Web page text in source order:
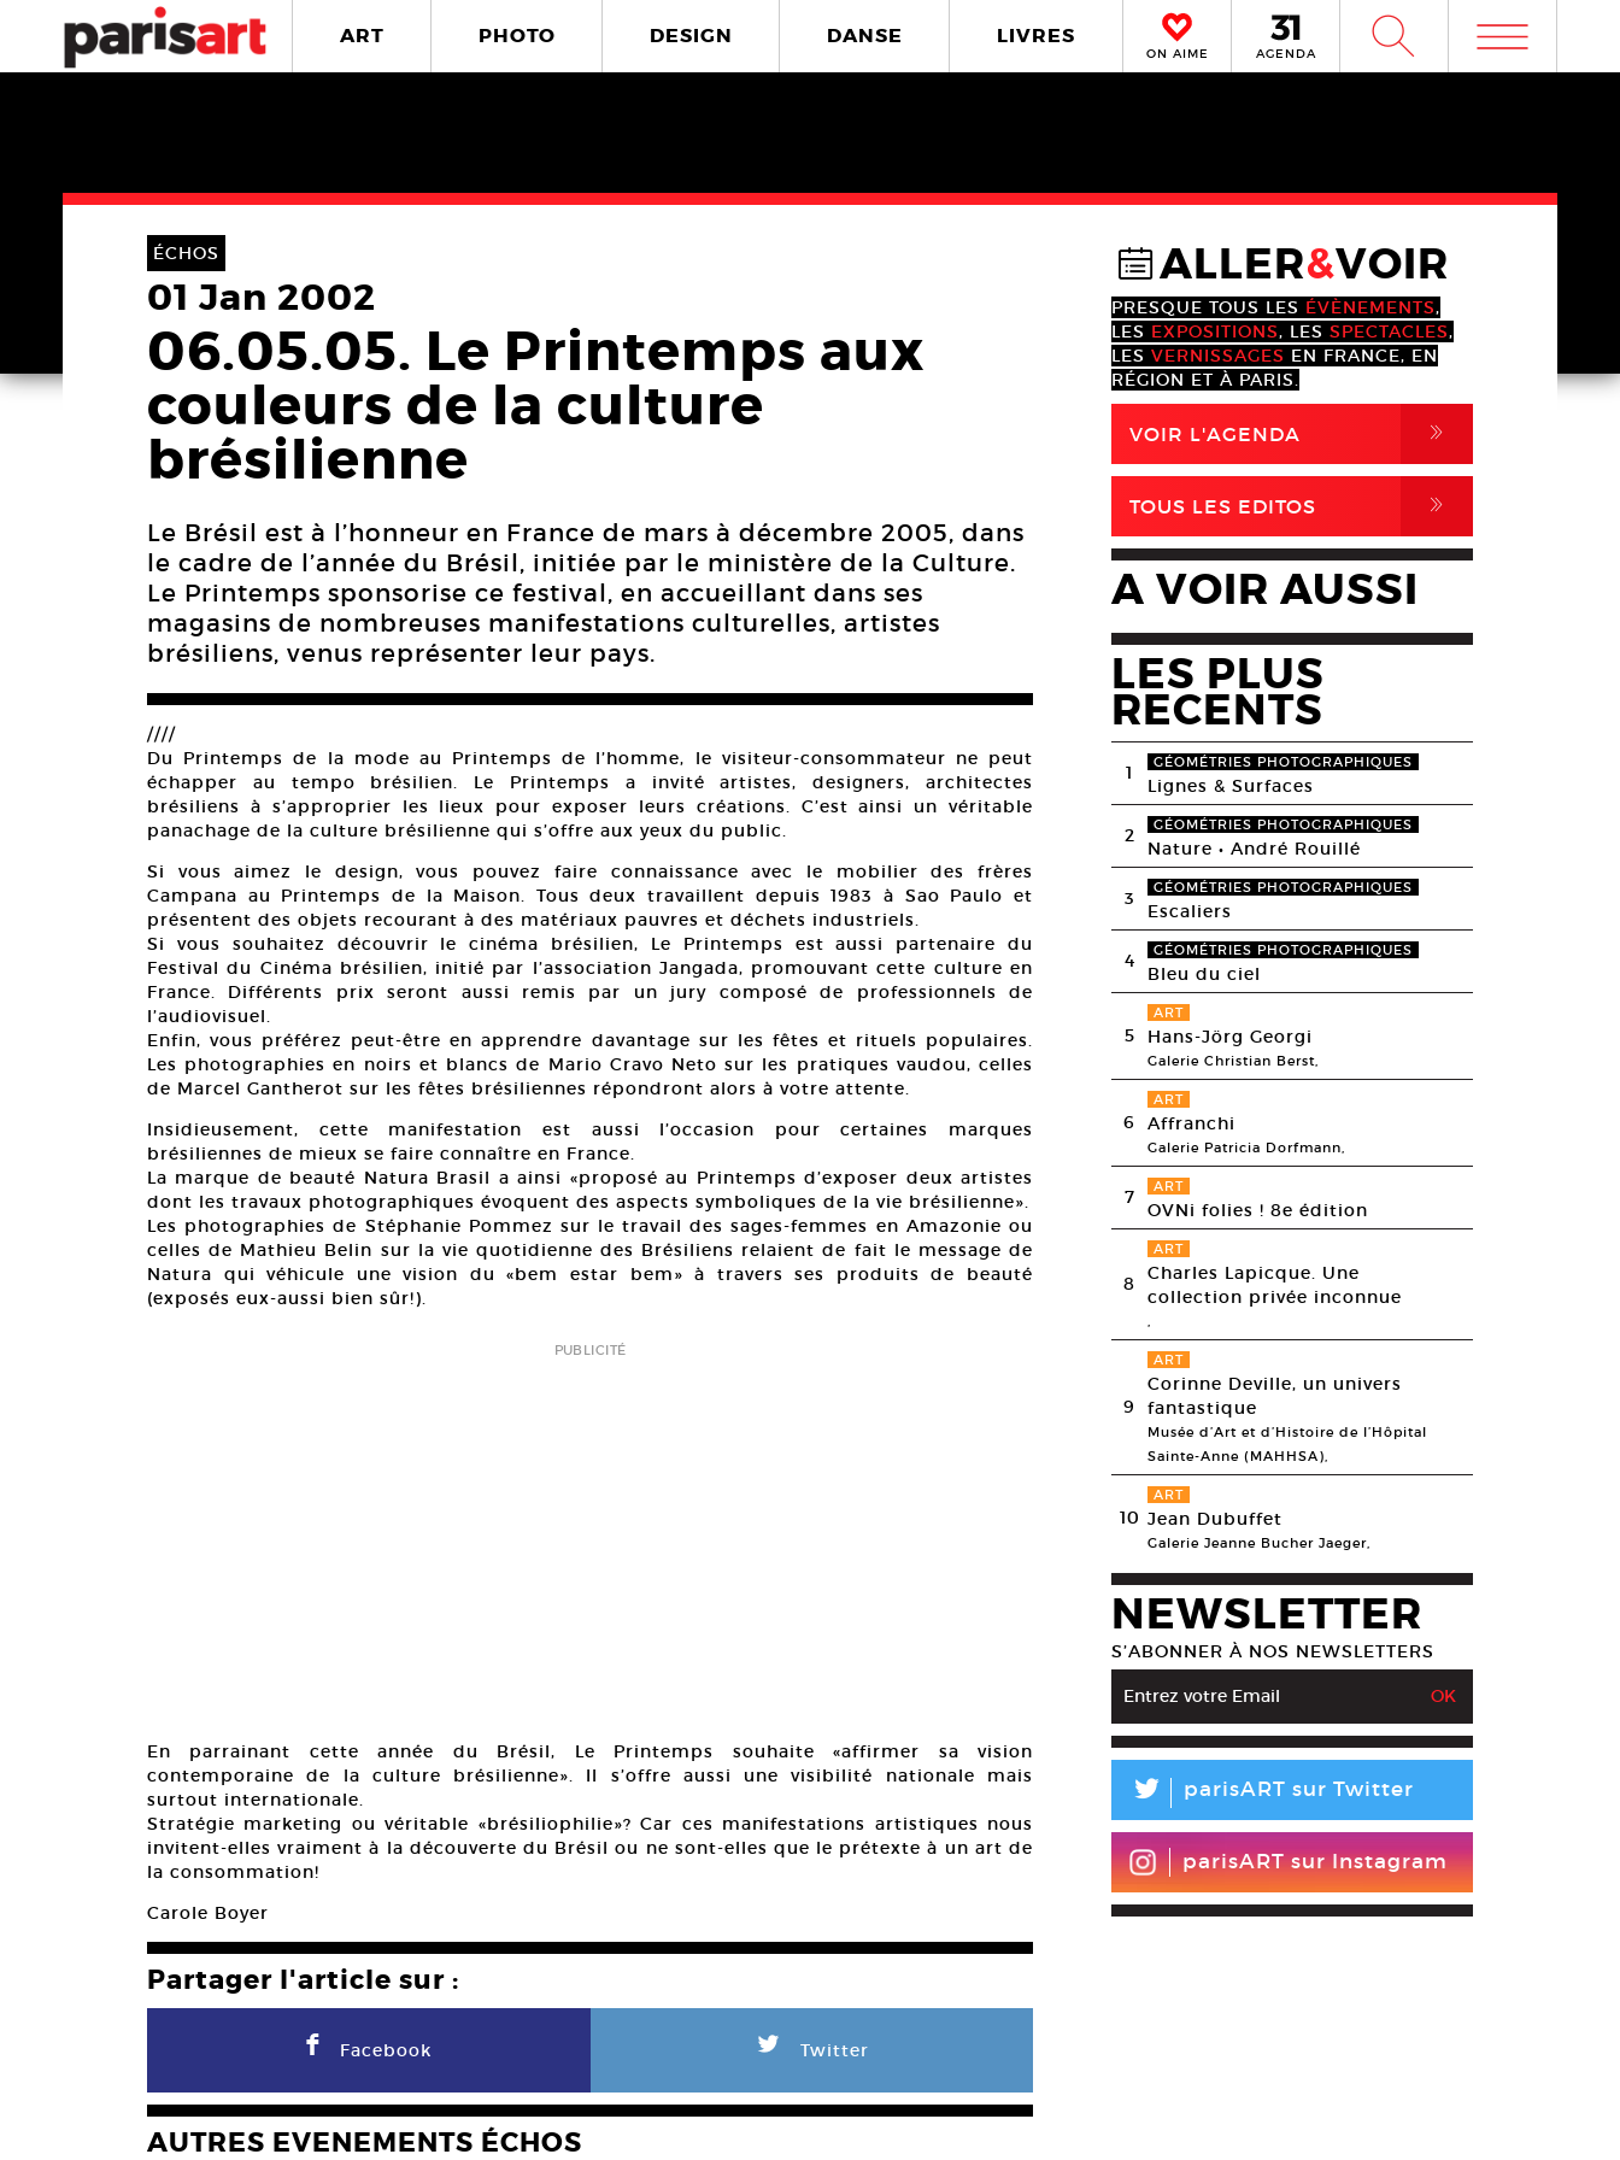
ART PHOTO DESIGN DANSE LIVRES
ON AIME AGENDA W m
ÉCHOS
01 Jan 2002
06.05.05. Le Printemps aux
couleurs de la culture
brésilienne
Le Brésil est à l’honneur en France de mars à décembre 2005, dans
le cadre de l’année du Brésil, initiée par le ministère de la Culture.
Le Printemps sponsorise ce festival, en accueillant dans ses
magasins de nombreuses manifestations culturelles, artistes
brésiliens, venus représenter leur pays.
////
Du Printemps de la mode au Printemps de l’homme, le visiteur-consommateur ne peut
échapper au tempo brésilien. Le Printemps a invité artistes, designers, architectes
brésiliens à s’approprier les lieux pour exposer leurs créations. C’est ainsi un véritable
panachage de la culture brésilienne qui s’offre aux yeux du public.
Si vous aimez le design, vous pouvez faire connaissance avec le mobilier des frères
Campana au Printemps de la Maison. Tous deux travaillent depuis 1983 à Sao Paulo et
présentent des objets recourant à des matériaux pauvres et déchets industriels.
Si vous souhaitez découvrir le cinéma brésilien, Le Printemps est aussi partenaire du
Festival du Cinéma brésilien, initié par l’association Jangada, promouvant cette culture en
France. Différents prix seront aussi remis par un jury composé de professionnels de
l’audiovisuel.
Enfin, vous préférez peut-être en apprendre davantage sur les fêtes et rituels populaires.
Les photographies en noirs et blancs de Mario Cravo Neto sur les pratiques vaudou, celles
de Marcel Gantherot sur les fêtes brésiliennes répondront alors à votre attente.
Insidieusement, cette manifestation est aussi l’occasion pour certaines marques
brésiliennes de mieux se faire connaître en France.
La marque de beauté Natura Brasil a ainsi «proposé au Printemps d’exposer deux artistes
dont les travaux photographiques évoquent des aspects symboliques de la vie brésilienne».
Les photographies de Stéphanie Pommez sur le travail des sages-femmes en Amazonie ou
celles de Mathieu Belin sur la vie quotidienne des Brésiliens relaient de fait le message de
Natura qui véhicule une vision du «bem estar bem» à travers ses produits de beauté
(exposés eux-aussi bien sûr!).
PUBLICITÉ
En parrainant cette année du Brésil, Le Printemps souhaite «affirmer sa vision
contemporaine de la culture brésilienne». Il s’offre aussi une visibilité nationale mais
surtout internationale.
Stratégie marketing ou véritable «brésiliophilie»? Car ces manifestations artistiques nous
invitent-elles vraiment à la découverte du Brésil ou ne sont-elles que le prétexte à un art de
la consommation!
Carole Boyer
Partager l'article sur :
F Facebook L Twitter
AUTRES EVENEMENTS ÉCHOS
@ALLER&VOIR
PRESQUE TOUS LES ÉVÈNEMENTS,
LES EXPOSITIONS, LES SPECTACLES,
LES VERNISSAGES EN FRANCE, EN
RÉGION ET À PARIS.
VOIR L'AGENDA ,
TOUS LES EDITOS ,
A VOIR AUSSI
LES PLUS
RECENTS
1 GÉOMÉTRIES PHOTOGRAPHIQUES
Lignes & Surfaces
2 GÉOMÉTRIES PHOTOGRAPHIQUES
Nature • André Rouillé
3 GÉOMÉTRIES PHOTOGRAPHIQUES
Escaliers
4 GÉOMÉTRIES PHOTOGRAPHIQUES
Bleu du ciel
5
ART
Hans-Jörg Georgi
Galerie Christian Berst,
6
ART
Affranchi
Galerie Patricia Dorfmann,
7 ART
OVNi folies ! 8e édition
8
ART
Charles Lapicque. Une
collection privée inconnue
,
9
ART
Corinne Deville, un univers
fantastique
Musée d’Art et d’Histoire de l’Hôpital
Sainte-Anne (MAHHSA),
10
ART
Jean Dubuffet
Galerie Jeanne Bucher Jaeger,
NEWSLETTER
S’ABONNER À NOS NEWSLETTERS
L parisART sur Twitter
parisART sur Instagram